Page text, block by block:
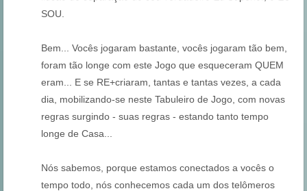
SOU.
Bem... Vocês jogaram bastante, vocês jogaram tão bem,
foram tão longe com este Jogo que esqueceram QUEM
eram... E se RE+criaram, tantas e tantas vezes, a cada
dia, mobilizando-se neste Tabuleiro de Jogo, com novas
regras surgindo - suas regras - estando tanto tempo
longe de Casa...
Nós sabemos, porque estamos conectados a vocês o
tempo todo, nós conhecemos cada um dos telômeros